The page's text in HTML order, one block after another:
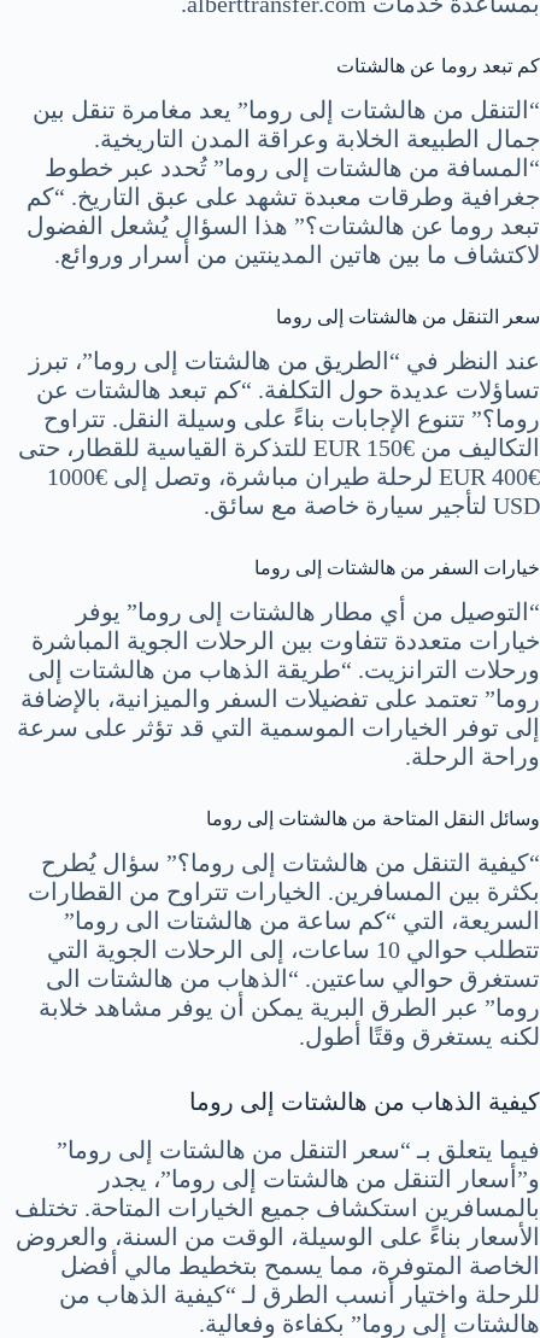
كم تبعد روما عن هالشتات
“التنقل من هالشتات إلى روما” يعد مغامرة تنقل بين
جمال الطبيعة الخلابة وعراقة المدن التاريخية.
“المسافة من هالشتات إلى روما” تُحدد عبر خطوط
جغرافية وطرقات معبدة تشهد على عبق التاريخ. “كم
تبعد روما عن هالشتات؟” هذا السؤال يُشعل الفضول
لاكتشاف ما بين هاتين المدينتين من أسرار وروائع.
سعر التنقل من هالشتات إلى روما
عند النظر في “الطريق من هالشتات إلى روما”، تبرز
تساؤلات عديدة حول التكلفة. “كم تبعد هالشتات عن
روما؟” تتنوع الإجابات بناءً على وسيلة النقل. تتراوح
التكاليف من €150 EUR للتذكرة القياسية للقطار، حتى
€400 EUR لرحلة طيران مباشرة، وتصل إلى €1000
USD لتأجير سيارة خاصة مع سائق.
خيارات السفر من هالشتات إلى روما
“التوصيل من أي مطار هالشتات إلى روما” يوفر
خيارات متعددة تتفاوت بين الرحلات الجوية المباشرة
ورحلات الترانزيت. “طريقة الذهاب من هالشتات إلى
روما” تعتمد على تفضيلات السفر والميزانية، بالإضافة
إلى توفر الخيارات الموسمية التي قد تؤثر على سرعة
وراحة الرحلة.
وسائل النقل المتاحة من هالشتات إلى روما
“كيفية التنقل من هالشتات إلى روما؟” سؤال يُطرح
بكثرة بين المسافرين. الخيارات تتراوح من القطارات
السريعة، التي “كم ساعة من هالشتات الى روما”
تتطلب حوالي 10 ساعات، إلى الرحلات الجوية التي
تستغرق حوالي ساعتين. “الذهاب من هالشتات الى
روما” عبر الطرق البرية يمكن أن يوفر مشاهد خلابة
لكنه يستغرق وقتًا أطول.
كيفية الذهاب من هالشتات إلى روما
فيما يتعلق بـ “سعر التنقل من هالشتات إلى روما”
و”أسعار التنقل من هالشتات إلى روما”، يجدر
بالمسافرين استكشاف جميع الخيارات المتاحة. تختلف
الأسعار بناءً على الوسيلة، الوقت من السنة، والعروض
الخاصة المتوفرة، مما يسمح بتخطيط مالي أفضل
للرحلة واختيار أنسب الطرق لـ “كيفية الذهاب من
هالشتات إلى روما” بكفاءة وفعالية.